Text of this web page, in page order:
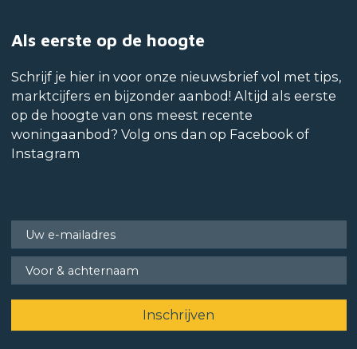
Als eerste op de hoogte
Schrijf je hier in voor onze nieuwsbrief vol met tips,
marktcijfers en bijzonder aanbod! Altijd als eerste
op de hoogte van ons meest recente
woningaanbod? Volg ons dan op Facebook of
Instagram